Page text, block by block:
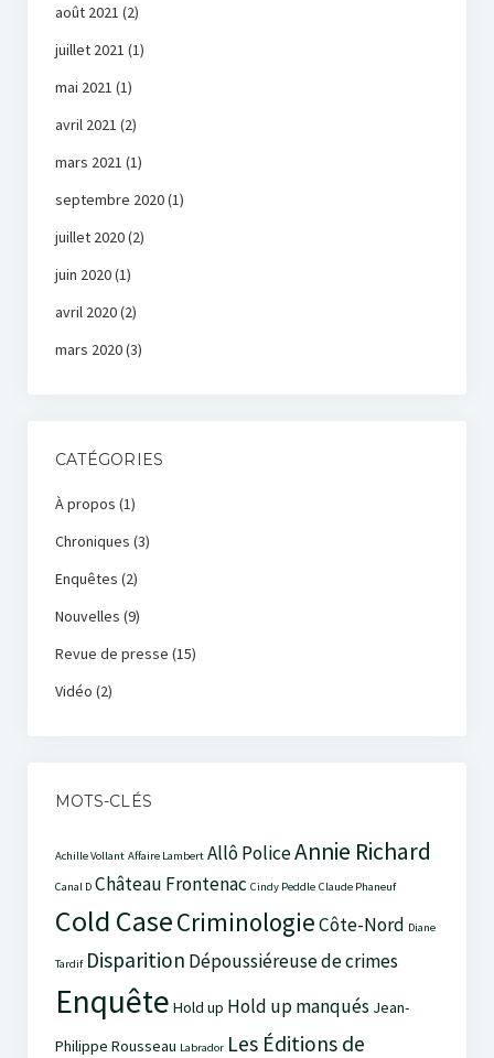
août 2021 (2)
juillet 2021 (1)
mai 2021 (1)
avril 2021 (2)
mars 2021 (1)
septembre 2020(1)
juillet 2020(2)
juin 2020(1)
avril 2020(2)
mars 2020(3)
CATÉGORIES
À propos (1)
Chroniques (3)
Enquêtes (2)
Nouvelles (9)
Revue de presse (15)
Vidéo (2)
MOTS-CLÉS
Achille Vollant Affaire Lambert Allô PoliceAnnie Richard
Canal D Château Frontenac Cindy Peddle Claude Phaneuf
Cold CaseCriminologieCôte-Nord Diane
Tardif Disparition Dépoussiéreuse de crimes
Enquête Hold up Hold up manqués Jean-
Philippe Rousseau Labrador Les Éditions de